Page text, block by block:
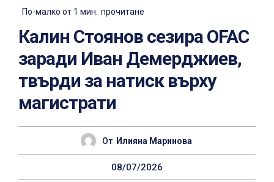
По-малко от 1 мин. прочитане
Калин Стоянов сезира OFAC
заради Иван Демерджиев,
твърди за натиск върху
магистрати
От Илияна Маринова
08/07/2026